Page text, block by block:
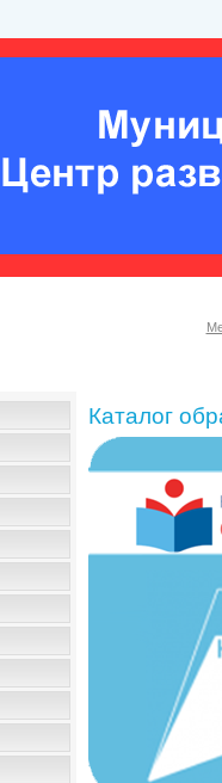
Каталог